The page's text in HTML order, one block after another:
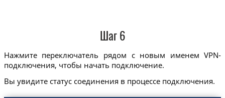
Шаг 6
Нажмите переключатель рядом с новым именем VPN-
подключения, чтобы начать подключение.
Вы увидите статус соединения в процессе подключения.